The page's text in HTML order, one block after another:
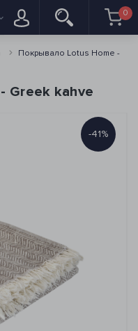
0
Покрывало Lotus Home -
Greek kahve
-41%